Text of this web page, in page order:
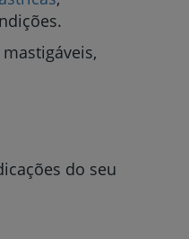
do seu